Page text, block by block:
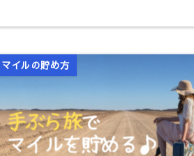
マイルの貯め方